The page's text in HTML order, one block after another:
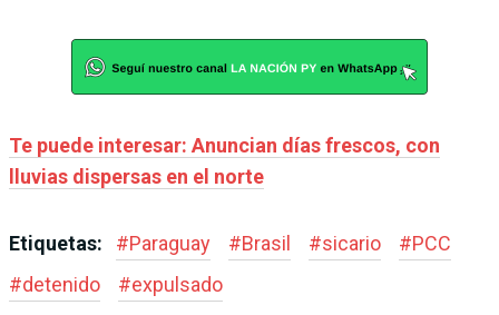
Te puede interesar: Anuncian días frescos, con
lluvias dispersas en el norte
Etiquetas: #Paraguay #Brasil #sicario #PCC
#detenido #expulsado